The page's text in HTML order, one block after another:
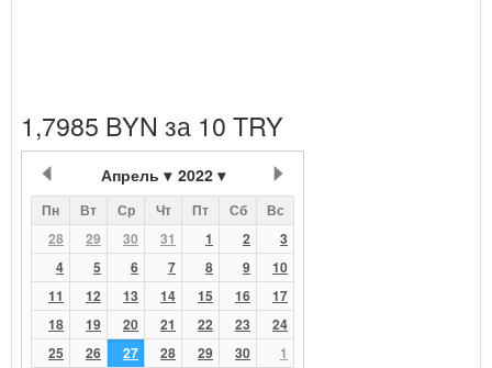
1,7985 BYN за 10 TRY
Апрель 2022
Пн Вт Ср Чт Пт Сб
Вс
28
29 30 31 1 2
3
4
5 6 7 8 9
10
11
12 13 14 15 16
17
18
19 20 21 22 23
24
25
26 27 28 29 30 1